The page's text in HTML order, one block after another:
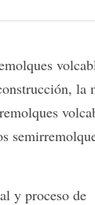
la
y proceso de